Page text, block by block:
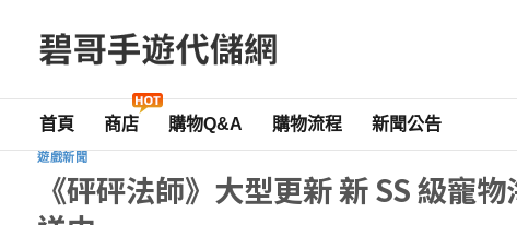
content
首頁 商店 購物Q&A 購物流程 新聞公告
遊戲新聞
《砰砰法師》大型更新 新 SS 級寵